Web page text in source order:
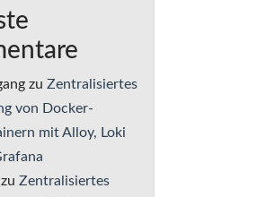
zu Zentralisiertes
von Docker-
mit Alloy, Loki
zu Zentralisiertes